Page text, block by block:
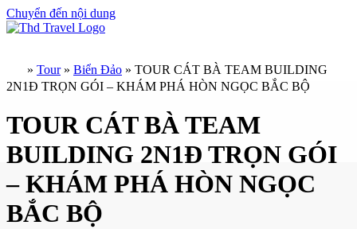
Chuyển đến nội dung
» Tour» Biển Đảo » TOUR CÁT BÀ TEAM BUILDING
2N1Đ TRỌN GÓI – KHÁM PHÁ HÒN NGỌC BẮC BỘ
TOUR CÁT BÀ TEAM
BUILDING 2N1Đ TRỌN GÓI
– KHÁM PHÁ HÒN NGỌC
BẮC BỘ